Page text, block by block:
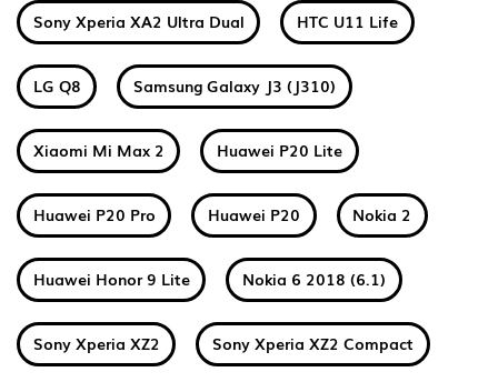
Sony Xperia XA2 Ultra Dual HTC U11 Life
LG Q8 Samsung Galaxy J3 (J310)
Xiaomi Mi Max 2 Huawei P20 Lite
Huawei P20 Pro Huawei P20 Nokia 2
Huawei Honor 9 Lite Nokia 6 2018 (6.1)
Sony Xperia XZ2 Sony Xperia XZ2 Compact